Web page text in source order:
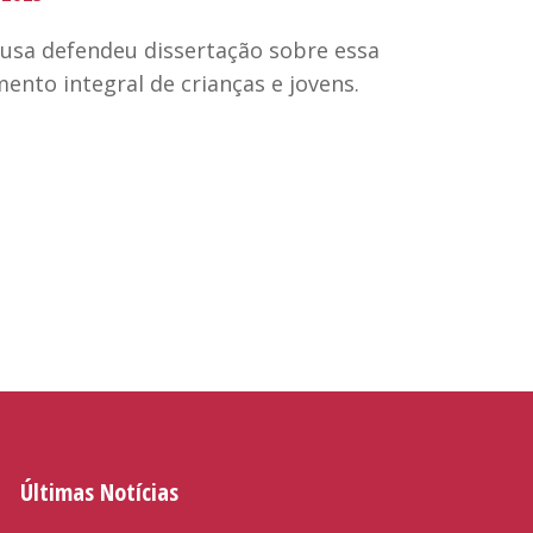
defendeu dissertação sobre essa
integral de crianças e jovens.
Últimas Notícias